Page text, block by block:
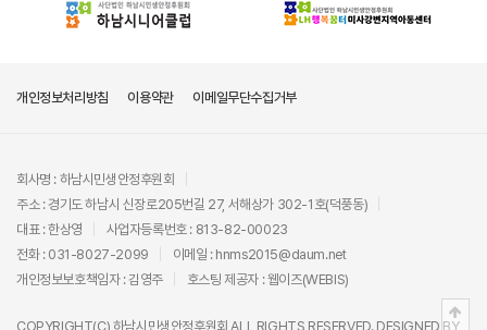
개인정보처리방침 이용약관 이메일무단수집거부
회사명 : 하남시민생안정후원회
주소 : 경기도 하남시 신장로205번길 27, 서해상가 302-1호(덕풍동)
대표 : 한상영
사업자등록번호 : 813-82-00023
전화 : 031-8027-2099
이메일 : hnms2015@daum.net
개인정보보호책임자 : 김영주
호스팅 제공자 :웹이즈(WEBIS)
COPYRIGHT(C) 하남시민생안정후원회 ALL RIGHTS RESERVED. DESIGNED BY